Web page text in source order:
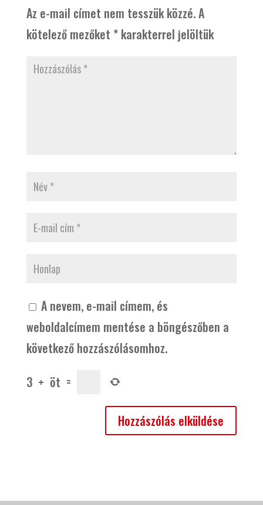
Az e-mail címet nem tesszük közzé.A
kötelező mezőket *karakterrel jelöltük
A nevem, e-mail címem, és
weboldalcímem mentése a böngészőben a
következő hozzászólásomhoz.
3 + öt =